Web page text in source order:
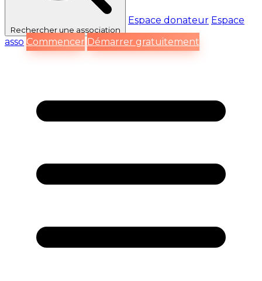
Rechercherune association
Espace donateur Espace
asso Commencer Démarrer gratuitement